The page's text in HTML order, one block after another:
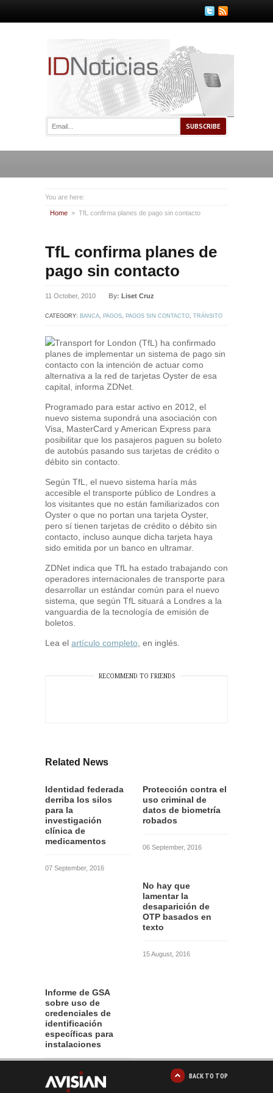
You are here:
Home TfL confirma planes de pago sin contacto
TfL confirma planes de
pago sin contacto
11 October, 2010 By: Liset Cruz
CATEGORY: BANCA, PAGOS, PAGOS SIN CONTACTO, TRÁNSITO
Transport for London (TfL) ha confirmado
planes de implementar un sistema de pago sin
contacto con la intención de actuar como
alternativa a la red de tarjetas Oyster de esa
capital, informa ZDNet.
Programado para estar activo en 2012, el
nuevo sistema supondrá una asociación con
Visa, MasterCard y American Express para
posibilitar que los pasajeros paguen su boleto
de autobús pasando sus tarjetas de crédito o
débito sin contacto.
Según TfL, el nuevo sistema haría más
accesible el transporte público de Londres a
los visitantes que no están familiarizados con
Oyster o que no portan una tarjeta Oyster,
pero sí tienen tarjetas de crédito o débito sin
contacto, incluso aunque dicha tarjeta haya
sido emitida por un banco en ultramar.
ZDNet indica que TfL ha estado trabajando con
operadores internacionales de transporte para
desarrollar un estándar común para el nuevo
sistema, que según TfL situará a Londres a la
vanguardia de la tecnología de emisión de
boletos.
Lea el artículo completo , en inglés.
RECOMMEND TO FRIENDS
Related News
Identidad federada
derriba los silos
para la
investigación
clínica de
medicamentos
07 September, 2016
Protección contra el
uso criminal de
datos de biometría
robados
06 September, 2016
No hay que
lamentar la
desaparición de
OTP basados en
texto
15 August, 2016
Informe de GSA
sobre uso de
credenciales de
identificación
específicas para
instalaciones
12 August, 2016 BACK TO TOP